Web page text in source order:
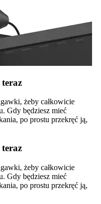
żeby całkowicie
Gdy będziesz mieć
po prostu przekręć ją,
żeby całkowicie
Gdy będziesz mieć
po prostu przekręć ją,